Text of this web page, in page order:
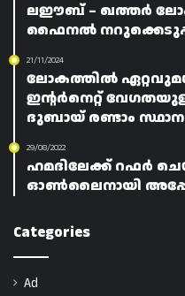
ലഈബ്‌ – ഖത്തർ
ഫൈനൽ
21/11/2024
ലോകത്തിൽ
ഇന്റർനെറ്റ്
ദുബായ് രണ്ടാം
29/08/2022
ഹമദിലേക്ക് റഫർ
ഓൺലൈനായി
Categories
Ad